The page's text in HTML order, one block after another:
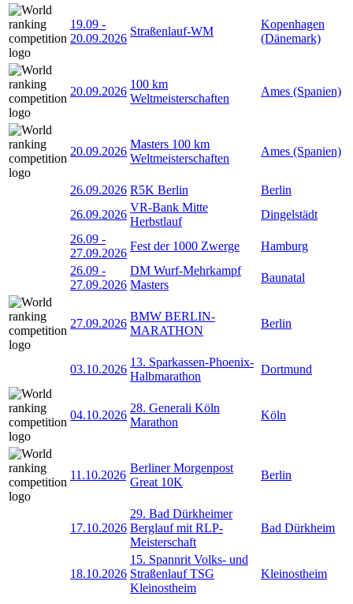
19.09 -
20.09.2026
Straßenlauf-WM
Kopenhagen
(Dänemark)
20.09.2026
100 km
Weltmeisterschaften
Ames (Spanien)
20.09.2026
Masters 100 km
Weltmeisterschaften
Ames (Spanien)
26.09.2026 R5K Berlin
Berlin
26.09.2026
VR-Bank Mitte
Herbstlauf
Dingelstädt
26.09 -
27.09.2026
Fest der 1000 Zwerge
Hamburg
26.09 -
27.09.2026
DM Wurf-Mehrkampf
Masters
Baunatal
27.09.2026
BMW BERLIN-
MARATHON
Berlin
03.10.2026
13. Sparkassen-Phoenix-
Halbmarathon
Dortmund
04.10.2026
28. Generali Köln
Marathon
Köln
11.10.2026
Berliner Morgenpost
Great 10K
Berlin
17.10.2026
29. Bad Dürkheimer
Berglauf mit RLP-
Meisterschaft
Bad Dürkheim
18.10.2026
15. Spannrit Volks- und
Straßenlauf TSG
Kleinostheim
Kleinostheim